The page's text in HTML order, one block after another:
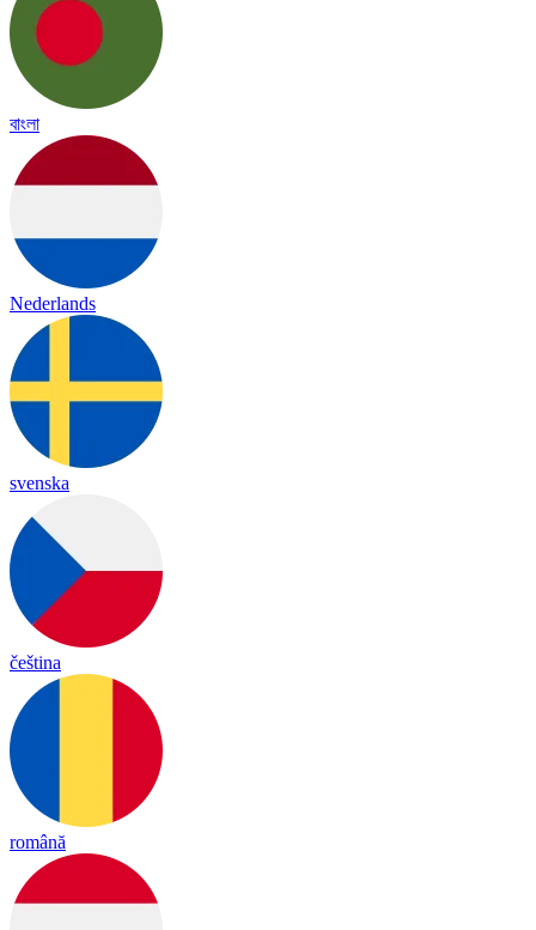
বাংলা
Nederlands
svenska
čeština
română